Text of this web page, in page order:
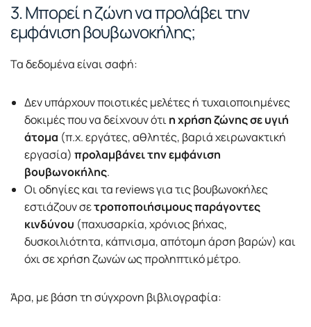
3. Μπορεί η ζώνη να προλάβει την
εμφάνιση βουβωνοκήλης;
Τα δεδομένα είναι σαφή:
Δεν υπάρχουν ποιοτικές μελέτες ή τυχαιοποιημένες
δοκιμές που να δείχνουν ότιη χρήση ζώνης σε υγιή
άτομα (π.χ. εργάτες, αθλητές, βαριά χειρωνακτική
εργασία) προλαμβάνει την εμφάνιση
βουβωνοκήλης.
Οι οδηγίες και τα reviews για τις βουβωνοκήλες
εστιάζουν σετροποποιήσιμους παράγοντες
κινδύνου (παχυσαρκία, χρόνιος βήχας,
δυσκοιλιότητα, κάπνισμα, απότομη άρση βαρών) και
όχι σε χρήση ζωνών ως προληπτικό μέτρο.
Άρα, με βάση τη σύγχρονη βιβλιογραφία: